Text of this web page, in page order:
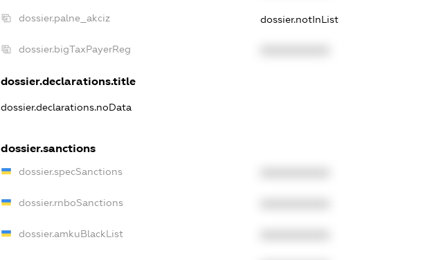
dossier.palne_akciz dossier.notInList
dossier.bigTaxPayerReg
dossier.declarations.title
dossier.declarations.noData
dossier.sanctions
dossier.specSanctions
dossier.rnboSanctions
dossier.amkuBlackList